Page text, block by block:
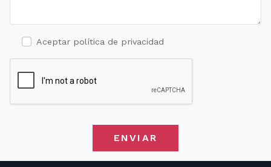
Aceptar política de privacidad
ENVIAR